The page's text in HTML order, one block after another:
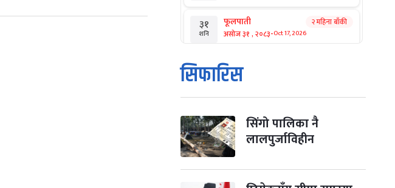
३१
शनि
फूलपाती
असोज ३१ , २०८३-Oct 17, 2026
२ महिना बाँकी
१
आइत
कार्तिक सङ्क्रान्ति
कार्तिक १, २०८३
मंगल कार्तिक ३, २०८३- Oct 20, 2026
४ विजयादशमी
कार्तिक ४, २०८३
सिफारिस
सिंगो पालिका नै
लालपुर्जाविहीन